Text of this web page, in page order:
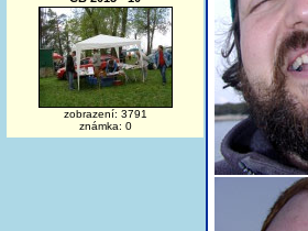
zobrazení: 3791
známka: 0